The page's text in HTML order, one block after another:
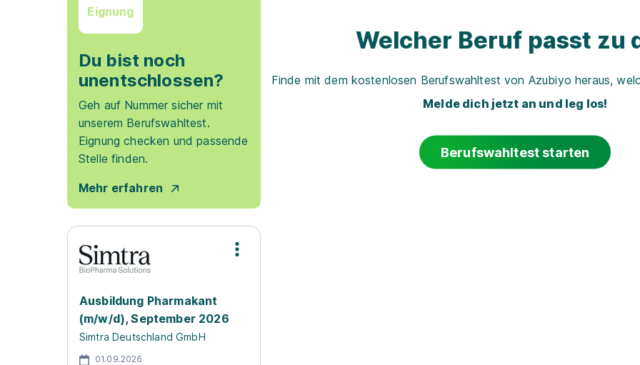
Eignung
Du bist noch
unentschlossen?
Geh auf Nummer sicher mit
unserem Berufswahltest.
Eignung checken und passende
Stelle finden.
Mehr erfahren
Ausbildung Pharmakant
(m/w/d), September 2026
Simtra Deutschland GmbH
01.09.2026
Welcher Beruf passt zu
Finde mit dem kostenlosen Berufswahltest von Azubiyo heraus,
Melde dich jetzt an und leg los!
Berufswahltest starten